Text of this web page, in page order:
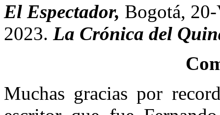
El Espectador, Bogotá,
2023. La Crónica del
Muchas gracias por